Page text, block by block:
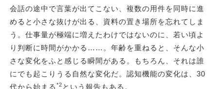
会話の途中で言葉が出てこない、複数の用件を同時に進
めると小さな抜けが出る、資料の置き場所を忘れてしま
う。仕事量が極端に増えたわけではないのに、若い頃よ
り判断に時間がかかる……。年齢を重ねると、そんな小
さな変化をふと感じる瞬間がある。もちろん、それは誰
にでも起こりうる自然な変化だ。認知機能の変化は、30
代から始まる *2 という報告もある。